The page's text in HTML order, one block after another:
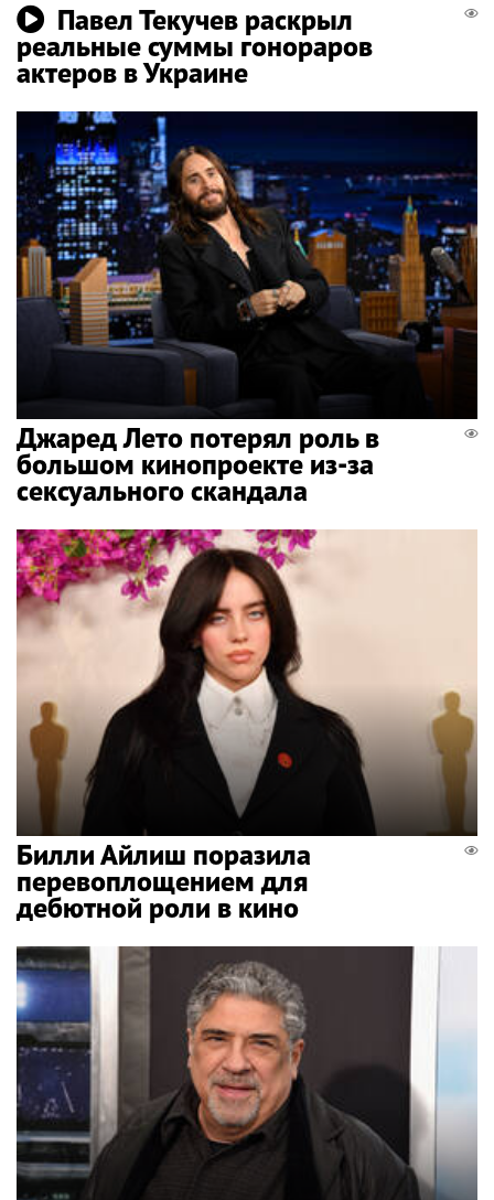
Павел Текучев раскрыл
реальные суммы гонораров
актеров в Украине
Джаред Лето потерял роль в
большом кинопроекте из-за
сексуального скандала
Билли Айлиш поразила
перевоплощением для
дебютной роли в кино